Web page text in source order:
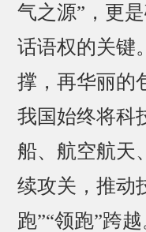
气之源”，更
话语权的关键
撑，再华丽的
我国始终将科
船、航空航天
续攻关，推动
跑”“领跑”跨